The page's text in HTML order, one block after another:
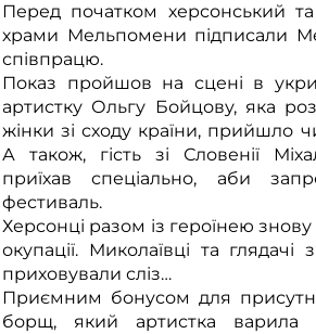
Перед початком херсонський
храми Мельпомени підписали
співпрацю.
Показ пройшов на сцені в
артистку Ольгу Бойцову, яка
жінки зі сходу країни, прийшло
А також, гість зі Словенії
приїхав спеціально, аби
фестиваль.
Херсонці разом із героїнею
окупації. Миколаївці та
приховували сліз…
Приємним бонусом для
борщ, який артистка варила